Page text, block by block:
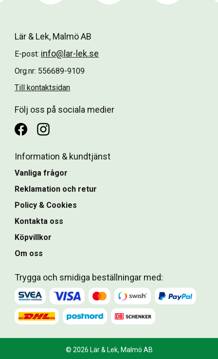
Lär & Lek, Malmö AB
E-post: info@lar-lek.se
Org.nr: 556689-9109
Till kontaktsidan
Följ oss på sociala medier
Information & kundtjänst
Vanliga frågor
Reklamation och retur
Policy & Cookies
Kontakta oss
Köpvillkor
Om oss
Trygga och smidiga beställningar med:
© 2026 Lär & Lek, Malmö AB